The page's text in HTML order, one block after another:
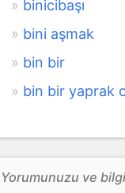
binicibaşı
bini aşmak
bin bir
bin bir yaprak
Yorumunuzu ve